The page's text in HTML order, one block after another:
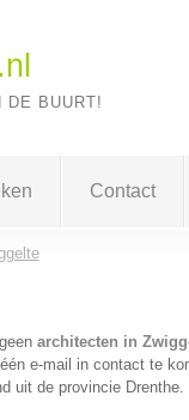
DE BUURT!
Contact
architecten in
e-mail in contact te
uit de provincie Drenthe.